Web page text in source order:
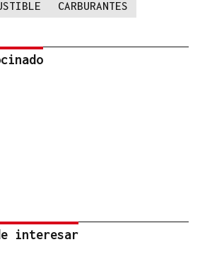
CARBURANTES
interesar